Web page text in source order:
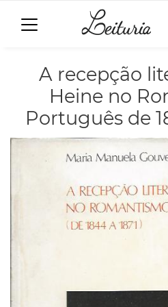
A recepção
Heine no
Português de